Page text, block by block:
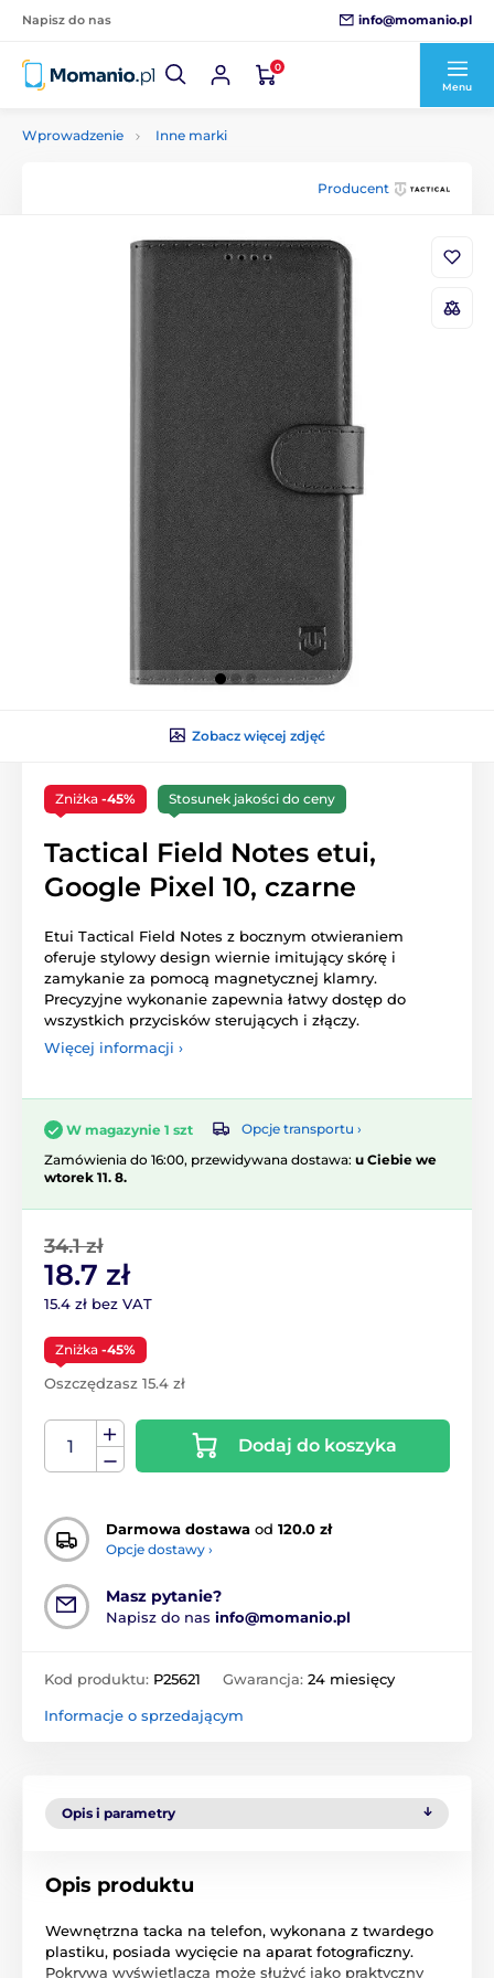
Napisz do nas info@momanio.pl
0
Menu
Wprowadzenie Inne marki
Producent
Zobacz więcej zdjęć
Zniżka -45% Stosunek jakości do ceny
Tactical Field Notes etui,
Google Pixel 10, czarne
Etui Tactical Field Notes z bocznym otwieraniem
oferuje stylowy design wiernie imitujący skórę i
zamykanie za pomocą magnetycznej klamry.
Precyzyjne wykonanie zapewnia łatwy dostęp do
wszystkich przycisków sterujących i złączy.
Więcej informacji ›
W magazynie 1 szt
Opcje transportu ›
Zamówienia do 16:00, przewidywana dostawa: u Ciebie we
wtorek 11. 8.
34.1 zł
18.7 zł
15.4 zł bez VAT
Zniżka -45%
Oszczędzasz 15.4 zł
Dodaj do koszyka
Darmowa dostawa od 120.0 zł
Opcje dostawy ›
Masz pytanie?
Napisz do nas info@momanio.pl
Kod produktu: P25621 Gwarancja: 24 miesięcy
Informacje o sprzedającym
Opis i parametry
Opis produktu
Wewnętrzna tacka na telefon, wykonana z twardego
plastiku, posiada wycięcie na aparat fotograficzny.
Pokrywa wyświetlacza może służyć jako praktyczny